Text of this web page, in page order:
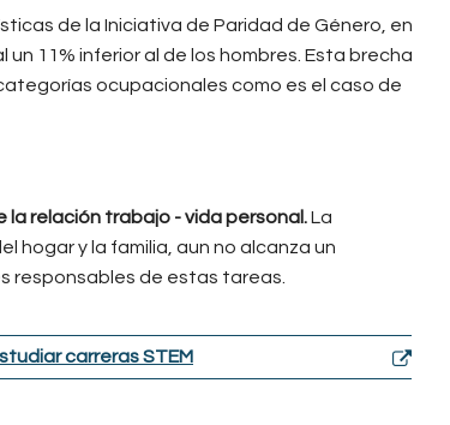
de la Iniciativa de Paridad de Género, en
11% inferior al de los hombres. Esta brecha
ocupacionales como es el caso de
la relación trabajo - vida personal.La
hogar y la familia, aun no alcanza un
responsables de estas tareas.
carreras STEM